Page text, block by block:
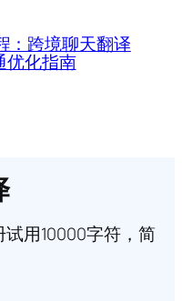
：跨境聊天翻译
优化指南
用10000字符，简